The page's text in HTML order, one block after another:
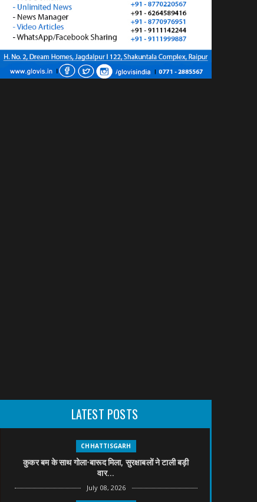
LATEST POSTS
CHHATTISGARH
कुकर बम के साथ गोला-बारूद मिला, सुरक्षाबलों ने टाली बड़ी
वार...
July 08, 2026